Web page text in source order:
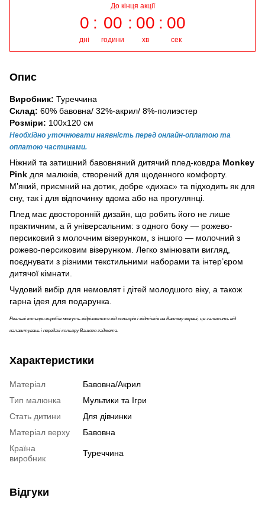
До кінця акції
0
дні
00
години
00
хв
00
сек
Опис
Виробник: Туреччина
Склад: 60% бавовна/ 32%-акрил/ 8%-полиэстер
Розміри: 100х120 см
Необхідно уточнювати наявність перед онлайн-оплатою та
оплатою частинами.
Ніжний та затишний бавовняний дитячий плед-ковдра Monkey
Pink для малюків, створений для щоденного комфорту.
М’який, приємний на дотик, добре «дихає» та підходить як для
сну, так і для відпочинку вдома або на прогулянці.
Плед має двосторонній дизайн, що робить його не лише
практичним, а й універсальним: з одного боку — рожево-
персиковий з молочним візерунком, з іншого — молочний з
рожево-персиковим візерунком. Легко змінювати вигляд,
поєднувати з різними текстильними наборами та інтер’єром
дитячої кімнати.
Чудовий вибір для немовлят і дітей молодшого віку, а також
гарна ідея для подарунка.
Реальні кольори виробів можуть відрізнятися від кольорів і відтінків на Вашому екрані, це залежить від
налаштувань і передачі кольору Вашого гаджета.
Характеристики
Матеріал
Бавовна/Акрил
Тип малюнка
Мультики та Ігри
Стать дитини
Для дівчинки
Матеріал верху
Бавовна
Країна
виробник
Туреччина
Відгуки